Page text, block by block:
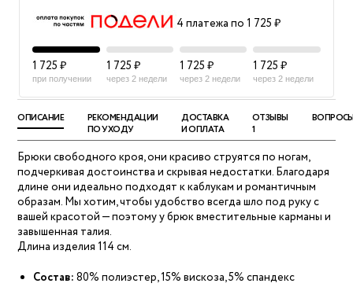
4 платежа по 1 725 ₽
1 725 ₽
при получении
1 725 ₽
через 2 недели
1 725 ₽
через 2 недели
1 725 ₽
через 2 недели
ОПИСАНИЕ
РЕКОМЕНДАЦИИ
ПО УХОДУ
ДОСТАВКА
И ОПЛАТА
ОТЗЫВЫ
1
Брюки свободного кроя, они красиво струятся по ногам,
подчеркивая достоинства и скрывая недостатки. Благодаря
длине они идеально подходят к каблукам и романтичным
образам. Мы хотим, чтобы удобство всегда шло под руку с
вашей красотой — поэтому у брюк вместительные карманы и
завышенная талия.
Длина изделия 114 см.
Состав: 80% полиэстер, 15% вискоза, 5% спандекс